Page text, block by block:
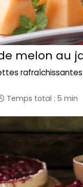
melon au
Temps total : 5 min